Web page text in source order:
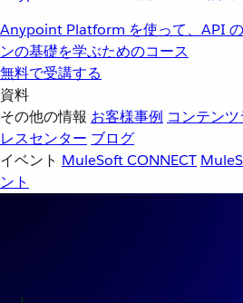
Anypoint Platform を使って、API
ンの基礎を学ぶためのコース
無料で受講する
資料
その他の情報 お客様事例 コンテン
レスセンター ブログ
イベント MuleSoft CONNECT
ント